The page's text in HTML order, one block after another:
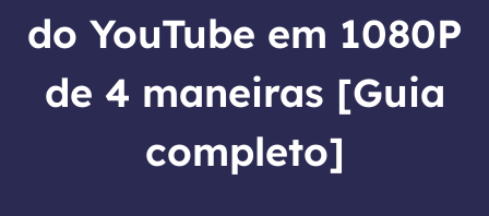
do YouTube em 1080P
de 4 maneiras [Guia
completo]